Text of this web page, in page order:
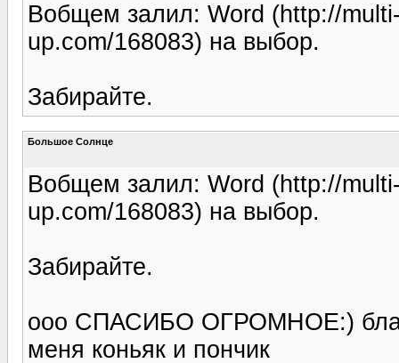
Вобщем залил: Word (http://
up.com/168083) на выбор.
Забирайте.
Большое Солнце
Вобщем залил: Word (http://
up.com/168083) на выбор.
Забирайте.
ооо СПАСИБО ОГРОМНОЕ:)
меня коньяк и пончик